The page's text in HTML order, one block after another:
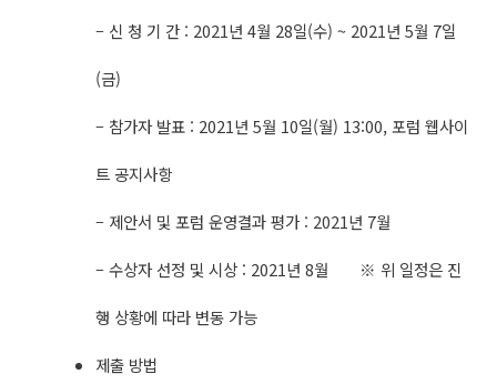
– 신 청 기 간 : 2021년 4월 28일(수) ~ 2021년 5월 7일
(금)
– 참가자 발표 : 2021년 5월 10일(월) 13:00, 포럼 웹사이
트 공지사항
– 제안서 및 포럼 운영결과 평가 : 2021년 7월
– 수상자 선정 및 시상 : 2021년 8월 ※ 위 일정은 진
행 상황에 따라 변동 가능
제출 방법